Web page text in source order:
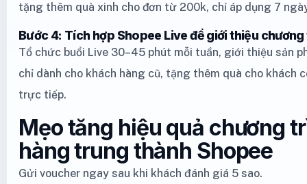
tặng thêm quà xinh cho đơn từ 200k, chỉ áp dụng 7
Bước 4: Tích hợp Shopee Live để giới thiệu
Tổ chức buổi Live 30–45 phút mỗi tuần, giới thiệu sản
chỉ dành cho khách hàng cũ, tặng thêm quà cho khách
trực tiếp.
Mẹo tăng hiệu quả chương
hàng trung thành Shopee
Gửi voucher ngay sau khi khách đánh giá 5 sao.